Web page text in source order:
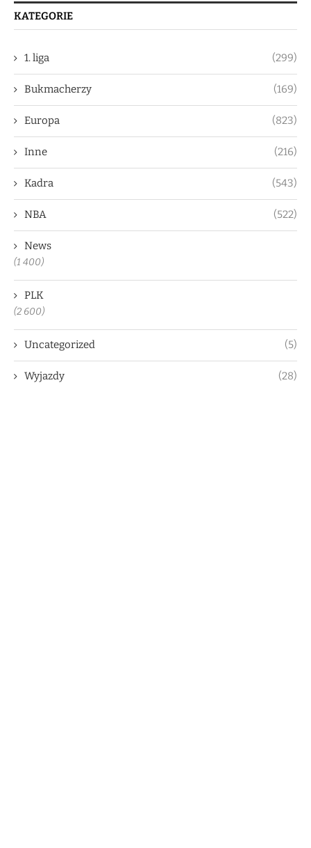
KATEGORIE
1. liga (299)
Bukmacherzy (169)
Europa (823)
Inne (216)
Kadra (543)
NBA (522)
News
(1 400)
PLK
(2 600)
Uncategorized (5)
Wyjazdy (28)